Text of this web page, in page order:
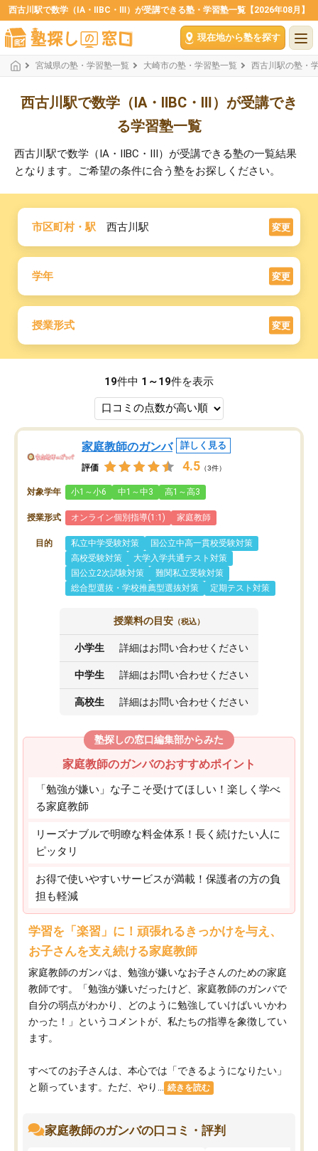
西古川駅で数学（ⅠA・ⅡBC・Ⅲ）が受講できる塾・学習塾一覧【2026年08月】
現在地から塾を探す
宮城県の塾・学習塾一覧 大崎市の塾・学習塾一覧 西古川駅の塾・
西古川駅で数学（ⅠA・ⅡBC・Ⅲ）が受講でき
る学習塾一覧
西古川駅で数学（ⅠA・ⅡBC・Ⅲ）が受講できる塾の一覧結果
となります。ご希望の条件に合う塾をお探しください。
市区町村・駅 西古川駅 変更
学年 変更
授業形式 変更
19件中 1～19件を表示
家庭教師のガンバ 詳しく見る
評価 4.5 （3件）
対象学年 小1～小6 中1～中3 高1～高3
授業形式 オンライン個別指導(1:1) 家庭教師
目的 私立中学受験対策
国公立中高一貫校受験対策
高校受験対策
大学入学共通テスト対策
国公立2次試験対策
難関私立受験対策
総合型選抜・学校推薦型選抜対策
定期テスト対策
授業料の目安 （税込）
小学生 詳細はお問い合わせください
中学生 詳細はお問い合わせください
高校生 詳細はお問い合わせください
塾探しの窓口編集部からみた
家庭教師のガンバのおすすめポイント
「勉強が嫌い」な子こそ受けてほしい！楽しく学べ
る家庭教師
リーズナブルで明瞭な料金体系！長く続けたい人に
ピッタリ
お得で使いやすいサービスが満載！保護者の方の負
担も軽減
学習を「楽習」に！頑張れるきっかけを与え、
お子さんを支え続ける家庭教師
家庭教師のガンバは、勉強が嫌いなお子さんのための家庭
教師です。「勉強が嫌いだったけど、家庭教師のガンバで
自分の弱点がわかり、どのように勉強していけばいいかわ
かった！」というコメントが、私たちの指導を象徴してい
ます。
すべてのお子さんは、本心では「できるようになりたい」
と願っています。ただ、やり...
続きを読む
家庭教師のガンバの口コミ・評判